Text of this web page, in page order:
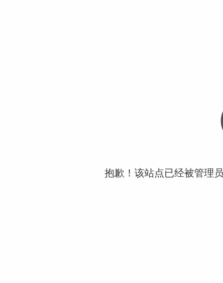
抱歉！该站点已经被管理